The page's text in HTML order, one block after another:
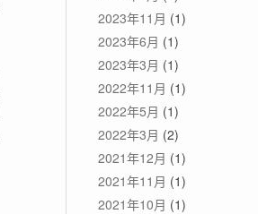
2023年11月 (1)
2023年6月 (1)
2023年3月 (1)
2022年11月 (1)
2022年5月 (1)
2022年3月 (2)
2021年12月 (1)
2021年11月 (1)
2021年10月 (1)